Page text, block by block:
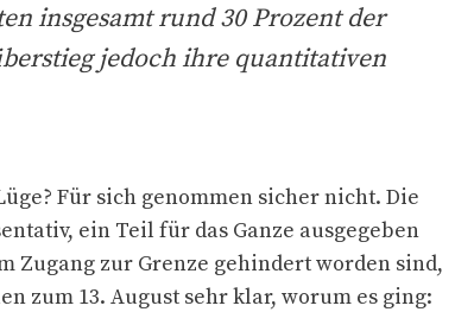
insgesamt rund 30 Prozent der
jedoch ihre quantitativen
Für sich genommen sicher nicht. Die
ein Teil für das Ganze ausgegeben
Zugang zur Grenze gehindert worden sind,
zum 13. August sehr klar, worum es ging: